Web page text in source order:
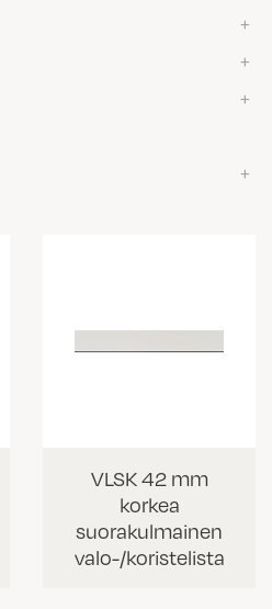
VLSK 42 mm
korkea
suorakulmainen
valo-/koristelista